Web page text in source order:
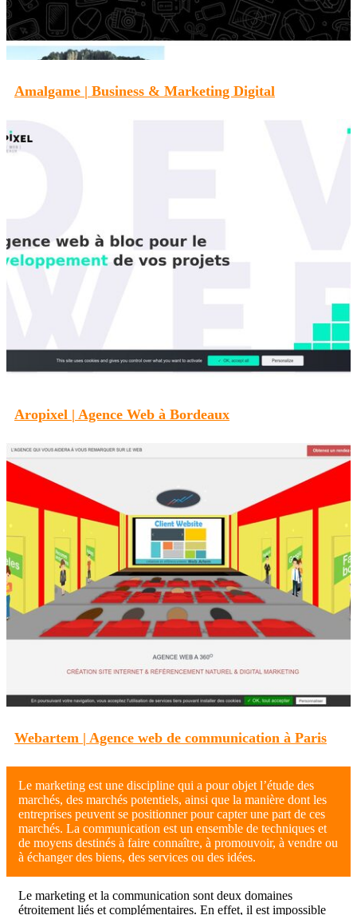
Amalgame | Business & Marketing Digital
Aropixel | Agence Web à Bordeaux
Webartem | Agence web de com­munica­tion à Paris
Le marketing est une discipline qui a pour objet l’étude des
marchés, des marchés potentiels, ainsi que la manière dont les
entreprises peuvent se positionner pour capter une part de ces
marchés. La communication est un ensemble de techniques et
de moyens destinés à faire connaître, à promouvoir, à vendre ou
à échanger des biens, des services ou des idées.
Le marketing et la communication sont deux domaines
étroitement liés et complémentaires. En effet, il est impossible